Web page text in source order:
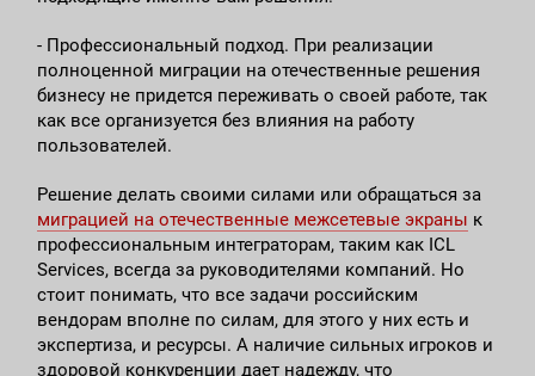
- Профессиональный подход. При реализации
полноценной миграции на отечественные решения
бизнесу не придется переживать о своей работе, так
как все организуется без влияния на работу
пользователей.
Решение делать своими силами или обращаться за
миграцией на отечественные межсетевые экраны к
профессиональным интеграторам, таким как ICL
Services, всегда за руководителями компаний. Но
стоит понимать, что все задачи российским
вендорам вполне по силам, для этого у них есть и
экспертиза, и ресурсы. А наличие сильных игроков и
здоровой конкуренции дает надежду, что